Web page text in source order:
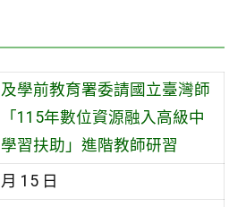
學前教育署委請國立臺灣師
115年數位資源融入高級中
習扶助」進階教師研習
15 日